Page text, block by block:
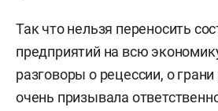
Так что нельзя переносить
предприятий на всю
разговоры о рецессии, о
очень призывала